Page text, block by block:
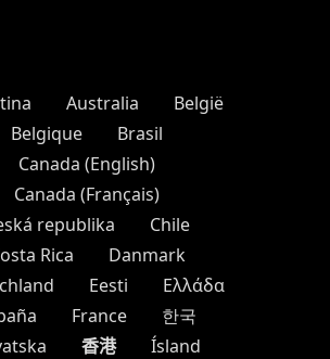
Australia
België
Belgique
Brasil
Canada (English)
Canada (Français)
republika
Chile
Rica
Danmark
Eesti
Ελλάδα
France
한국
香港
Ísland